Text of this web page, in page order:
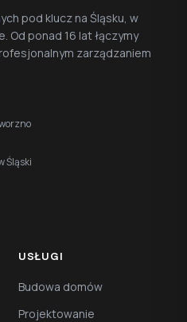
pod klucz na Śląsku, w
Od ponad 16 lat łączymy
zarządzaniem
Śląski
USŁUGI
Budowa domów
Projektowanie